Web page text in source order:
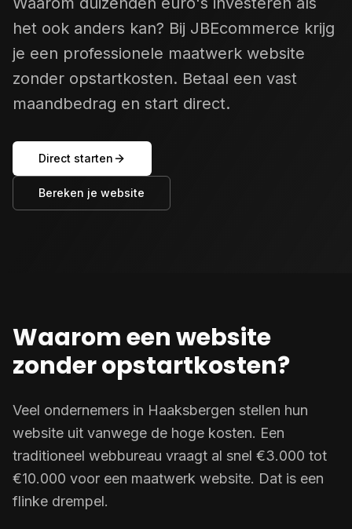
het ook anders kan? Bij JBEcommerce krijg
je een professionele maatwerk website
zonder opstartkosten. Betaal een vast
maandbedrag en start direct.
Direct starten
Bereken je website
Waarom een website
zonder opstartkosten?
Veel ondernemers in Haaksbergen stellen hun
website uit vanwege de hoge kosten. Een
traditioneel webbureau vraagt al snel €3.000 tot
€10.000 voor een maatwerk website. Dat is een
flinke drempel.